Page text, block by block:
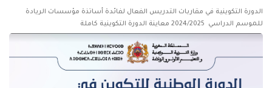
الدورة التكوينية في مقاربات التدريس الفعال لفائدة أساتذة مؤسسات الريادة
للموسم الدراسي 2024/2025 معاينة الدورة التكوينية كاملة